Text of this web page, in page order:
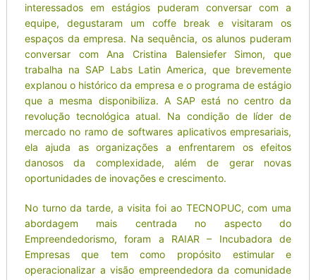
interessados em estágios puderam conversar com a
equipe, degustaram um coffe break e visitaram os
espaços da empresa. Na sequência, os alunos puderam
conversar com Ana Cristina Balensiefer Simon, que
trabalha na SAP Labs Latin America, que brevemente
explanou o histórico da empresa e o programa de estágio
que a mesma disponibiliza. A SAP está no centro da
revolução tecnológica atual. Na condição de líder de
mercado no ramo de softwares aplicativos empresariais,
ela ajuda as organizações a enfrentarem os efeitos
danosos da complexidade, além de gerar novas
oportunidades de inovações e crescimento.
No turno da tarde, a visita foi ao TECNOPUC, com uma
abordagem mais centrada no aspecto do
Empreendedorismo, foram a RAIAR – Incubadora de
Empresas que tem como propósito estimular e
operacionalizar a visão empreendedora da comunidade